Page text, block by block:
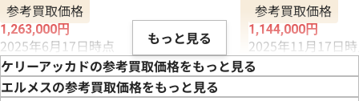
参考買取価格
1,263,000円
2025年6月17日時点
参考買取価格
1,144,000円
2025年11月17日
もっと見る
ケリーアッカドの参考買取価格をもっと見る
エルメスの参考買取価格をもっと見る